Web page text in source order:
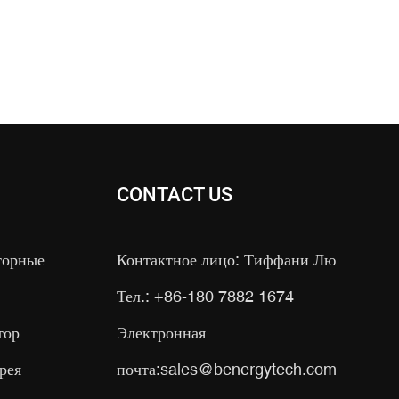
CONTACT US
Контактное лицо: Тиффани Лю
Тел.: +86-180 7882 1674
Электронная
почта:sales@benergytech.com